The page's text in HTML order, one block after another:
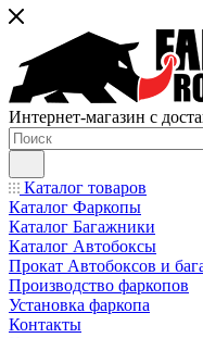
Интернет-магазин с
Каталог товаров
Каталог Фаркопы
Каталог Багажники
Каталог Автобоксы
Прокат Автобоксов и
Производство фаркопов
Установка фаркопа
Контакты